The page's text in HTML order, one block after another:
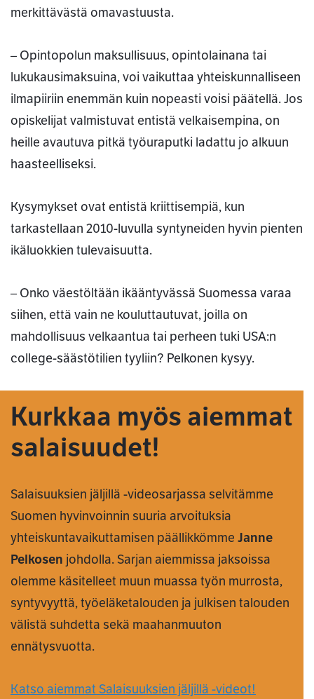
merkittävästä omavastuusta.
– Opintopolun maksullisuus, opintolainana tai
lukukausimaksuina, voi vaikuttaa yhteiskunnalliseen
ilmapiiriin enemmän kuin nopeasti voisi päätellä. Jos
opiskelijat valmistuvat entistä velkaisempina, on
heille avautuva pitkä työuraputki ladattu jo alkuun
haasteelliseksi.
Kysymykset ovat entistä kriittisempiä, kun
tarkastellaan 2010-luvulla syntyneiden hyvin pienten
ikäluokkien tulevaisuutta.
– Onko väestöltään ikääntyvässä Suomessa varaa
siihen, että vain ne kouluttautuvat, joilla on
mahdollisuus velkaantua tai perheen tuki USA:n
college-säästötilien tyyliin? Pelkonen kysyy.
Kurkkaa myös aiemmat
salaisuudet!
Salaisuuksien jäljillä -videosarjassa selvitämme
Suomen hyvinvoinnin suuria arvoituksia
yhteiskuntavaikuttamisen päällikkömme Janne
Pelkosen johdolla. Sarjan aiemmissa jaksoissa
olemme käsitelleet muun muassa työn murrosta,
syntyvyyttä, työeläketalouden ja julkisen talouden
välistä suhdetta sekä maahanmuuton
ennätysvuotta.
Katso aiemmat Salaisuuksien jäljillä -videot!